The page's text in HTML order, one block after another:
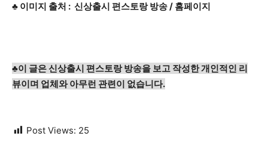
♣ 이미지 출처 : 신상출시 편스토랑 방송 / 홈페이지
♣이 글은 신상출시 편스토랑 방송을 보고 작성한 개인적인 리
뷰이며 업체와 아무런 관련이 없습니다.
Post Views: 25